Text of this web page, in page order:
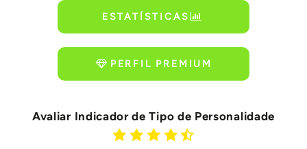
ESTATÍSTICAS
PERFIL PREMIUM
Avaliar Indicador de Tipo de Personalidade